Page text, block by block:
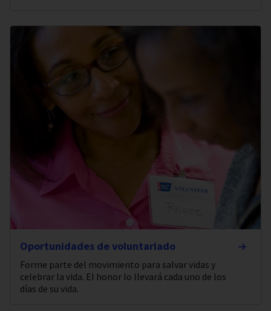
Oportunidades de voluntariado
Forme parte del movimiento para salvar vidas y
celebrar la vida. El honor lo llevará cada uno de los
días de su vida.